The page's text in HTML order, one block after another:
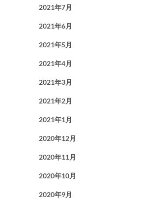
2021年7月
2021年6月
2021年5月
2021年4月
2021年3月
2021年2月
2021年1月
2020年12月
2020年11月
2020年10月
2020年9月